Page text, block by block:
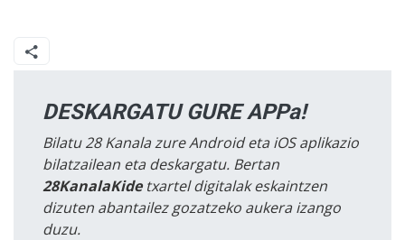
DESKARGATU GURE APPa!
Bilatu 28 Kanala zure Android eta iOS aplikazio
bilatzailean eta deskargatu. Bertan
28KanalaKidetxartel digitalak eskaintzen
dizuten abantailez gozatzeko aukera izango
duzu.